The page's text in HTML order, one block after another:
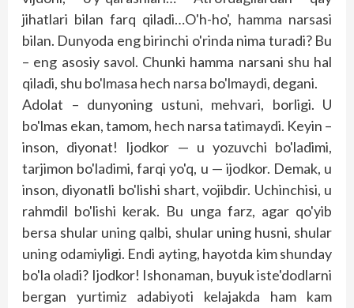
jihatlari bilan farq qiladi…O'h-ho', hamma narsasi
bilan. Dunyoda eng birinchi o'rinda nima turadi? Bu
– eng asosiy savol. Chunki hamma narsani shu hal
qiladi, shu bo'lmasa hech narsa bo'lmaydi, degani.
Adolat – dunyoning ustuni, mehvari, borligi. U
bo'lmas ekan, tamom, hech narsa tatimaydi. Keyin –
inson, diyo­nat! Ijodkor — u yozuvchi bo'ladimi,
tarjimon bo'ladimi, farqi yo'q, u — ijodkor. Demak, u
inson, diyonatli bo'lishi shart, vojibdir. Uchinchisi, u
rahmdil bo'lishi kerak. Bu unga farz, agar qo'yib
bersa shular uning qalbi, shular uning husni, shular
uning odamiyligi. Endi ayting, hayotda kim shunday
bo'la oladi? Ijodkor! Ishonaman, buyuk iste'dodlarni
bergan yurtimiz adabiyoti kelajakda ham kam